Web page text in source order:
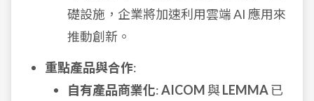
礎設施，企業將加速利用雲端 AI 應用來
推動創新。
重點產品與合作:
自有產品商業化:AICOM與LEMMA已